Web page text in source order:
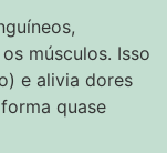
músculos. Isso
e alivia dores
quase